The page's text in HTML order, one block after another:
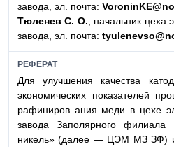
завода, эл. почта:
Тюленев С. О., начальник цеха
завода, эл. почта:
РЕФЕРАТ
Для улучшения качества
экономических показателей
рафиниров ания меди в цехе
завода Заполярного
никель» (далее — ЦЭМ МЗ ЗФ)